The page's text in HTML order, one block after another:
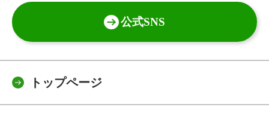
公式SNS
トップページ